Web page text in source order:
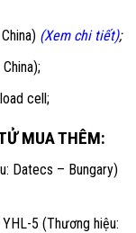
(Xem chi tiết);
cell;
MUA THÊM:
Datecs – Bungary)
5 (Thương hiệu: